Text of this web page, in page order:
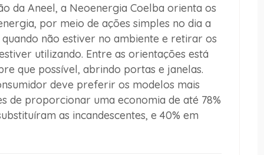
da Aneel, a Neoenergia Coelba orienta os
por meio de ações simples no dia a
não estiver no ambiente e retirar os
utilizando. Entre as orientações está
que possível, abrindo portas e janelas.
deve preferir os modelos mais
de proporcionar uma economia de até 78%
as incandescentes, e 40% em